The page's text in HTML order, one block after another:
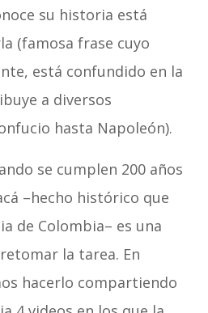
su historia está
(famosa frase cuyo
está confundido en la
a diversos
hasta Napoleón).
se cumplen 200 años
–hecho histórico que
de Colombia– es una
la tarea. En
hacerlo compartiendo